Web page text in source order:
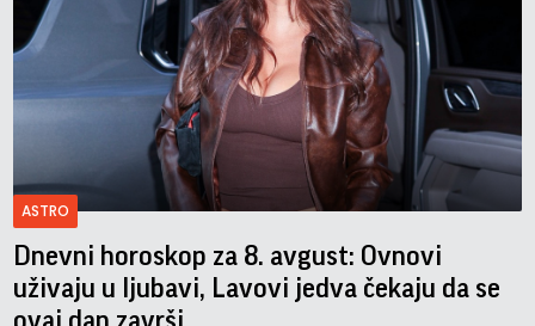
ASTRO
Dnevni horoskop za 8. avgust: Ovnovi
uživaju u ljubavi, Lavovi jedva čekaju da se
ovaj dan završi